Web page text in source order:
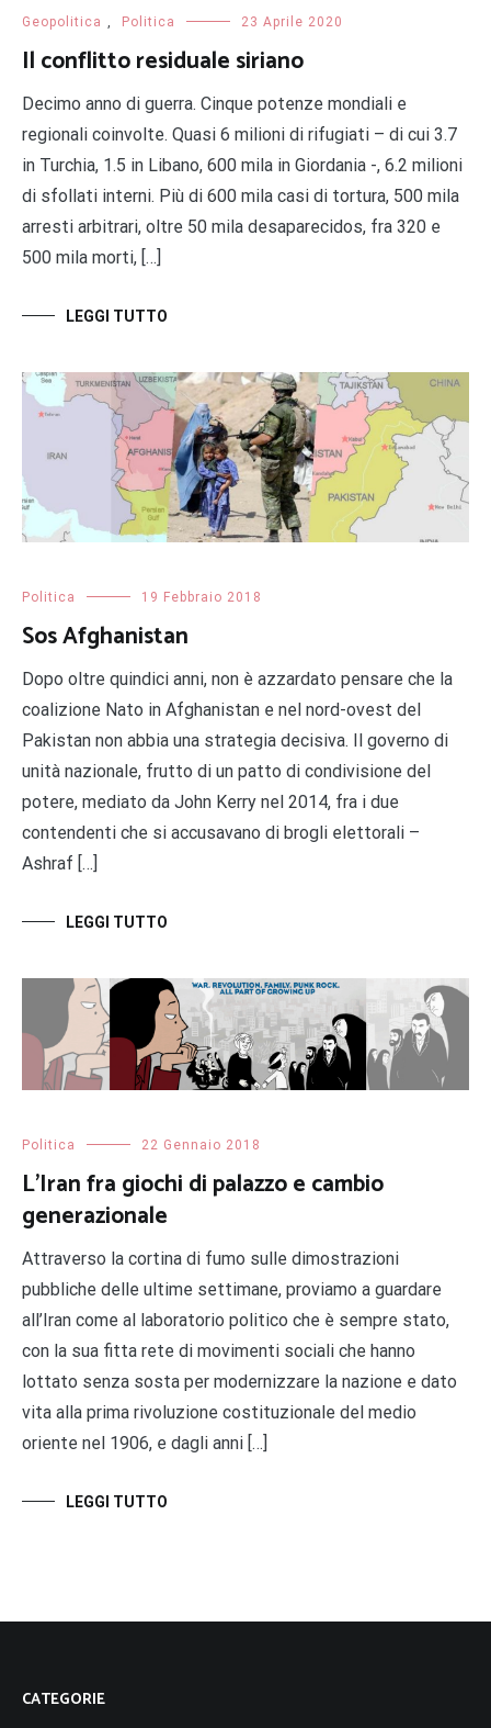
Geopolitica , Politica 23 Aprile 2020
Il conflitto residuale siriano
Decimo anno di guerra. Cinque potenze mondiali e
regionali coinvolte. Quasi 6 milioni di rifugiati – di cui 3.7
in Turchia, 1.5 in Libano, 600 mila in Giordania -, 6.2 milioni
di sfollati interni. Più di 600 mila casi di tortura, 500 mila
arresti arbitrari, oltre 50 mila desaparecidos, fra 320 e
500 mila morti, […]
LEGGI TUTTO
Politica 19 Febbraio 2018
Sos Afghanistan
Dopo oltre quindici anni, non è azzardato pensare che la
coalizione Nato in Afghanistan e nel nord-ovest del
Pakistan non abbia una strategia decisiva. Il governo di
unità nazionale, frutto di un patto di condivisione del
potere, mediato da John Kerry nel 2014, fra i due
contendenti che si accusavano di brogli elettorali –
Ashraf […]
LEGGI TUTTO
Politica 22 Gennaio 2018
L’Iran fra giochi di palazzo e cambio
generazionale
Attraverso la cortina di fumo sulle dimostrazioni
pubbliche delle ultime settimane, proviamo a guardare
all’Iran come al laboratorio politico che è sempre stato,
con la sua fitta rete di movimenti sociali che hanno
lottato senza sosta per modernizzare la nazione e dato
vita alla prima rivoluzione costituzionale del medio
oriente nel 1906, e dagli anni […]
LEGGI TUTTO
CATEGORIE